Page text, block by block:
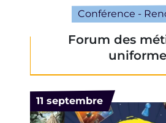
Conférence -
Forum des
uniforme
Le
11 septembre